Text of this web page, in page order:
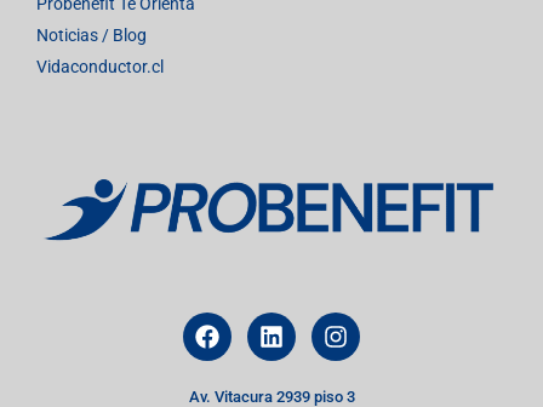
Probenefit Te Orienta
Noticias / Blog
Vidaconductor.cl
Av. Vitacura 2939 piso 3